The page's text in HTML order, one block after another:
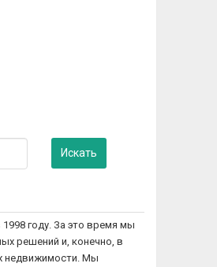
Искать
году. За это время мы
решений и, конечно, в
недвижимости. Мы